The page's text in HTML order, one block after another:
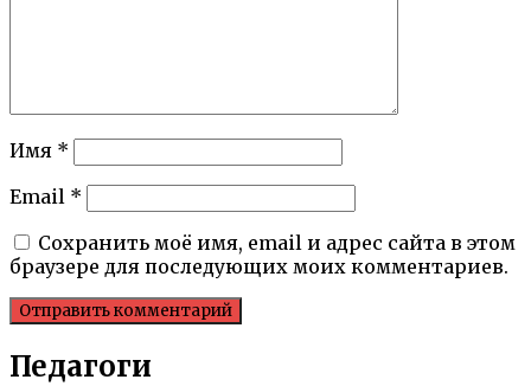
Имя *
Email *
Сохранить моё имя, email и адрес сайта в этом
браузере для последующих моих комментариев.
Педагоги